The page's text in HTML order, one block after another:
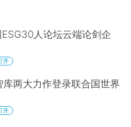
计307只，资产净值之和达到4.32万亿
ETF发展较晚。自2002年7月贝莱德-安
券ETF，18年来债券型ETF无论数量还
展（2007年次贷危机后呈爆发式增
仅达到股票型ETF市场的四分之一左
间。
人论坛云端论剑企
开
两大力作登录联合国世界
开